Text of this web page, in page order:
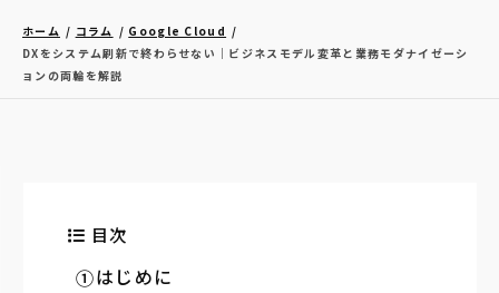
ホーム コラム
Google Cloud
DXをシステム刷新で終わらせない｜ビジネスモデル変革と業務モダナイゼーシ
ョンの両輪を解説
目次
はじめに